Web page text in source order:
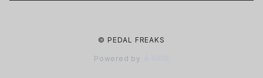
© PEDAL FREAKS
Powered by